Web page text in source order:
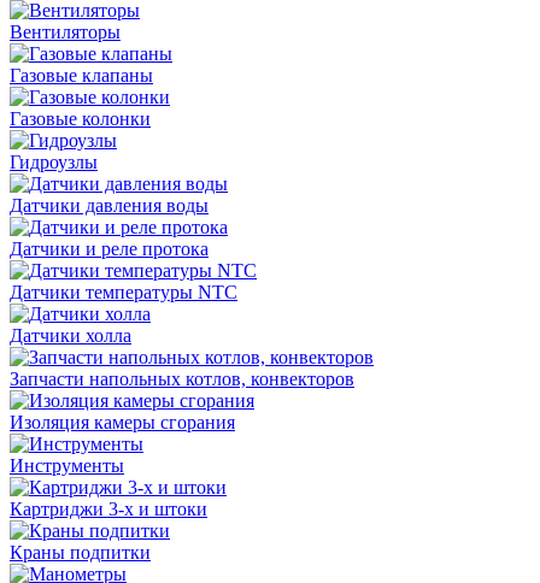
Вентиляторы
Газовые клапаны
Газовые колонки
Гидроузлы
Датчики давления воды
Датчики и реле протока
Датчики температуры NTC
Датчики холла
Запчасти напольных котлов, конвекторов
Изоляция камеры сгорания
Инструменты
Картриджи 3-х и штоки
Краны подпитки